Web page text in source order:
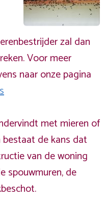
zal dan
Voor meer
naar onze pagina
met mieren of
de kans dat
van de woning
spouwmuren, de